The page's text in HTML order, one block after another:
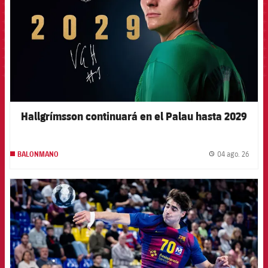
Hallgrímsson continuará en el Palau hasta 2029
BALONMANO 04 ago. 26
FCB Barcelona badge